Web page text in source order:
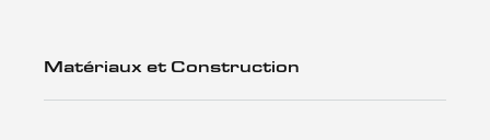
Matériaux et Construction